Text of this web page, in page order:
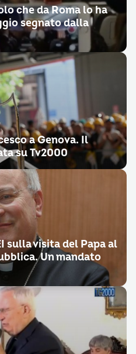
che da Roma lo ha
segnato dalla
a Genova. Il
su Tv2000
sulla visita del Papa al
Un mandato